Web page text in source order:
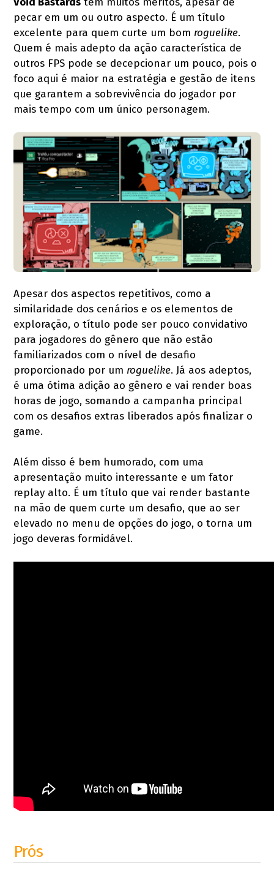
pecar em um ou outro aspecto. É um título
excelente para quem curte um bom roguelike.
Quem é mais adepto da ação característica de
outros FPS pode se decepcionar um pouco, pois o
foco aqui é maior na estratégia e gestão de itens
que garantem a sobrevivência do jogador por
mais tempo com um único personagem.
Apesar dos aspectos repetitivos, como a
similaridade dos cenários e os elementos de
exploração, o título pode ser pouco convidativo
para jogadores do gênero que não estão
familiarizados com o nível de desafio
proporcionado por um roguelike. Já aos adeptos,
é uma ótima adição ao gênero e vai render boas
horas de jogo, somando a campanha principal
com os desafios extras liberados após finalizar o
game.
Além disso é bem humorado, com uma
apresentação muito interessante e um fator
replay alto. É um título que vai render bastante
na mão de quem curte um desafio, que ao ser
elevado no menu de opções do jogo, o torna um
jogo deveras formidável.
Prós